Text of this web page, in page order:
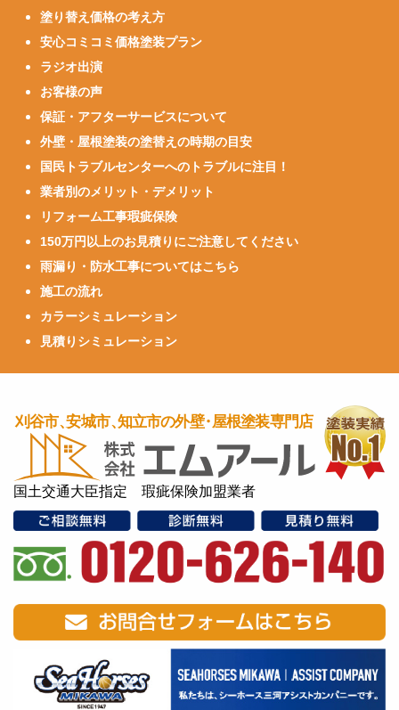
塗り替え価格の考え方
安心コミコミ価格塗装プラン
ラジオ出演
お客様の声
保証・アフターサービスについて
外壁・屋根塗装の塗替えの時期の目安
国民トラブルセンターへのトラブルに注目！
業者別のメリット・デメリット
リフォーム工事瑕疵保険
150万円以上のお見積りにご注意してください
雨漏り・防水工事についてはこちら
施工の流れ
カラーシミュレーション
見積りシミュレーション
国土交通大臣指定 瑕疵保険加盟業者